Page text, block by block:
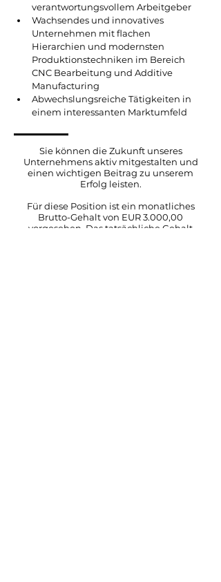
verantwortungsvollem Arbeitgeber
Wachsendes und innovatives
Unternehmen mit flachen
Hierarchien und modernsten
Produktionstechniken im Bereich
CNC Bearbeitung und Additive
Manufacturing
Abwechslungsreiche Tätigkeiten in
einem interessanten Marktumfeld
Sie können die Zukunft unseres
Unternehmens aktiv mitgestalten und
einen wichtigen Beitrag zu unserem
Erfolg leisten.
Für diese Position ist ein monatliches
Brutto-Gehalt von EUR 3.000,00
vorgesehen. Das tatsächliche Gehalt